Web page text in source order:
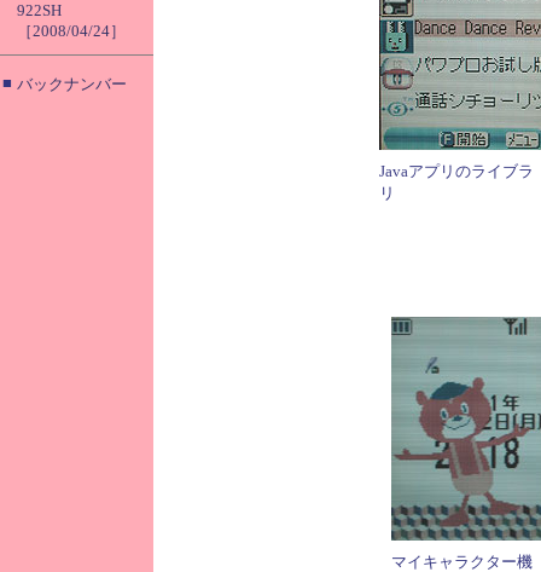
922SH
［2008/04/24］
■ バックナンバー
Javaアプリのライブラ
リ
マイキャラクター機